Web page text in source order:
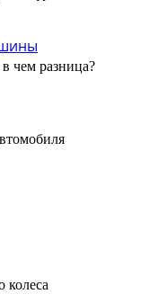
чем разница?
колеса